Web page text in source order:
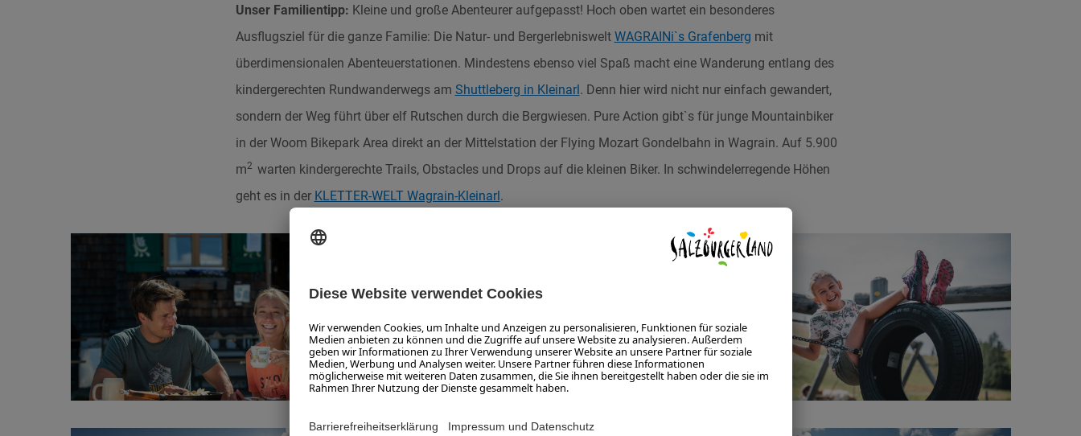
Unser Familientipp: Kleine und große Abenteurer aufgepasst! Hoch oben wartet ein besonderes
Ausflugsziel für die ganze Familie: Die Natur- und Bergerlebniswelt WAGRAINi`s Grafenberg mit
überdimensionalen Abenteuerstationen. Mindestens ebenso viel Spaß macht eine Wanderung entlang des
kindergerechten Rundwanderwegs am Shuttleberg in Kleinarl. Denn hier wird nicht nur einfach gewandert,
sondern der Weg führt über elf Rutschen durch die Bergwiesen. Pure Action gibt`s für junge Mountainbiker
in der Woom Bikepark Area direkt an der Mittelstation der Flying Mozart Gondelbahn in Wagrain. Auf 5.900
m2 warten kindergerechte Trails, Obstacles und Drops auf die kleinen Biker. In schwindelerregende Höhen
geht es in der KLETTER-WELT Wagrain-Kleinarl.